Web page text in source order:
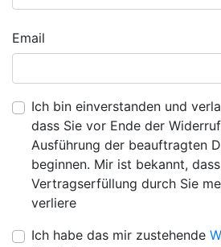
Email
Ich bin einverstanden und
dass Sie vor Ende der
Ausführung der beauftragten
beginnen. Mir ist bekannt,
Vertragserfüllung durch Sie
verliere
Ich habe das mir zustehende